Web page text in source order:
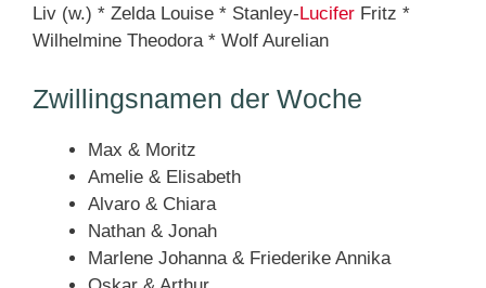
Liv (w.) * Zelda Louise * Stanley-Lucifer Fritz *
Wilhelmine Theodora * Wolf Aurelian
Zwillingsnamen der Woche
Max & Moritz
Amelie & Elisabeth
Alvaro & Chiara
Nathan & Jonah
Marlene Johanna & Friederike Annika